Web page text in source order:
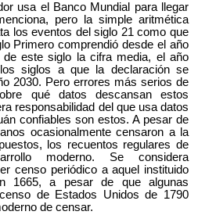
usa el Banco Mundial para llegar
pero la simple aritmética
los eventos del siglo 21 como que
Primero comprendió desde el año
de este siglo la cifra media, el año
siglos a que la declaración se
2030. Pero errores más serios de
qué datos descansan estos
responsabilidad del que usa datos
confiables son estos. A pesar de
ocasionalmente censaron a la
los recuentos regulares de
moderno. Se considera
censo periódico a aquel instituido
1665, a pesar de que algunas
de Estados Unidos de 1790
de censar.